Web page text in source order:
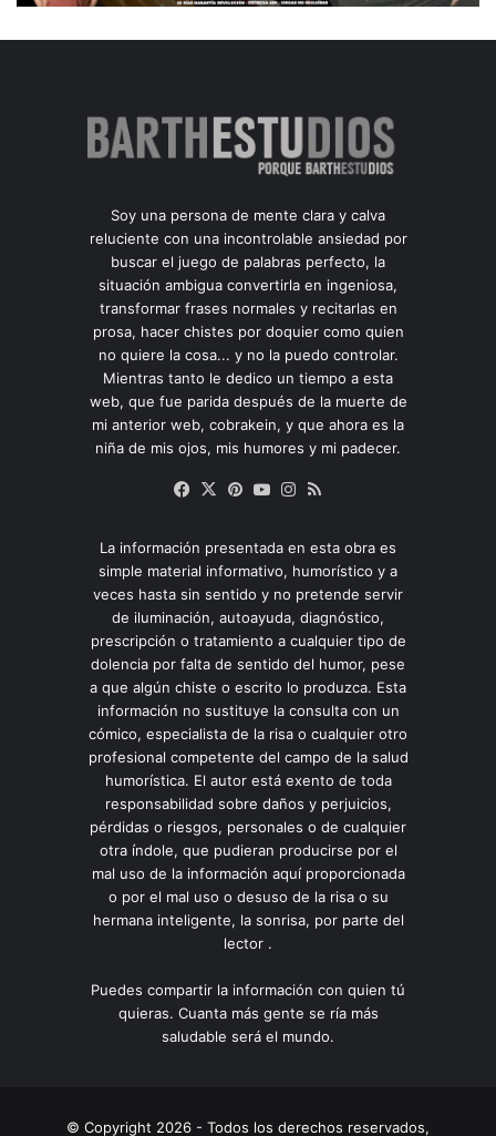
Soy una persona de mente clara y calva
reluciente con una incontrolable ansiedad por
buscar el juego de palabras perfecto, la
situación ambigua convertirla en ingeniosa,
transformar frases normales y recitarlas en
prosa, hacer chistes por doquier como quien
no quiere la cosa... y no la puedo controlar.
Mientras tanto le dedico un tiempo a esta
web, que fue parida después de la muerte de
mi anterior web, cobrakein, y que ahora es la
niña de mis ojos, mis humores y mi padecer.
Facebook
X Pinterest
YouTubeInstagram
La información presentada en esta obra es
simple material informativo, humorístico y a
veces hasta sin sentido y no pretende servir
de iluminación, autoayuda, diagnóstico,
prescripción o tratamiento a cualquier tipo de
dolencia por falta de sentido del humor, pese
a que algún chiste o escrito lo produzca. Esta
información no sustituye la consulta con un
cómico, especialista de la risa o cualquier otro
profesional competente del campo de la salud
humorística. El autor está exento de toda
responsabilidad sobre daños y perjuicios,
pérdidas o riesgos, personales o de cualquier
otra índole, que pudieran producirse por el
mal uso de la información aquí proporcionada
o por el mal uso o desuso de la risa o su
hermana inteligente, la sonrisa, por parte del
lector .
Puedes compartir la información con quien tú
quieras. Cuanta más gente se ría más
saludable será el mundo.
© Copyright 2026 - Todos los derechos reservados,